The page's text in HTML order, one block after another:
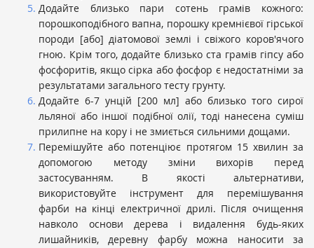
Додайте близько пари сотень грамів кожного:
порошкоподібного вапна, порошку кремнієвої гірської
породи [або] діатомової землі і свіжого коров'ячого
гною. Крім того, додайте близько ста грамів гіпсу або
фосфоритів, якщо сірка або фосфор є недостатніми за
результатами загального тесту грунту.
Додайте 6-7 унцій [200 мл] або близько того сирої
льляної або іншої подібної олії, тоді нанесена суміш
прилипне на кору і не змиється сильними дощами.
Перемішуйте або потенціює протягом 15 хвилин за
допомогою методу зміни вихорів перед
застосуванням. В якості альтернативи,
використовуйте інструмент для перемішування
фарби на кінці електричної дрилі. Після очищення
навколо основи дерева і видалення будь-яких
лишайників, деревну фарбу можна наносити за